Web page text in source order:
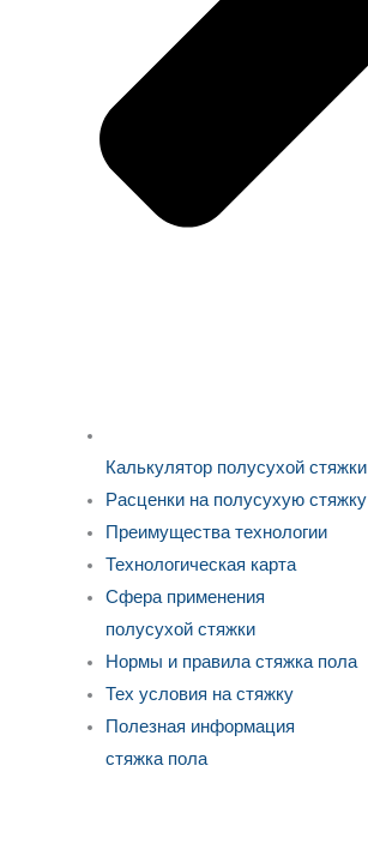
Калькулятор полусухой стяжки
Расценки на полусухую стяжку
Преимущества технологии
Технологическая карта
Сфера применения
полусухой стяжки
Нормы и правила стяжка пола
Тех условия на стяжку
Полезная информация
стяжка пола